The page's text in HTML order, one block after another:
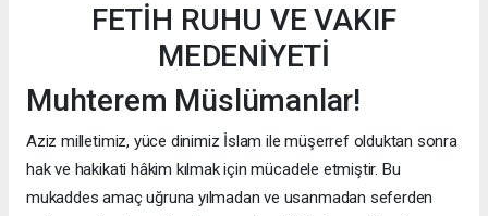
FETİH RUHU VE VAKIF
MEDENİYETİ
Muhterem Müslümanlar!
Aziz milletimiz, yüce dinimiz İslam ile müşerref olduktan sonra
hak ve hakikati hâkim kılmak için mücadele etmiştir. Bu
mukaddes amaç uğruna yılmadan ve usanmadan seferden